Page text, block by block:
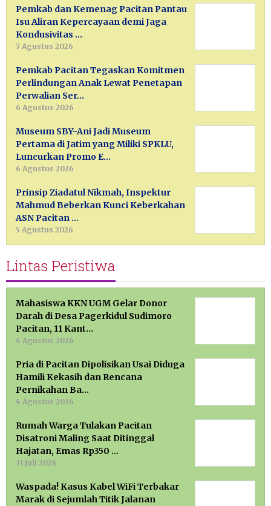
Pemkab dan Kemenag Pacitan Pantau
Isu Aliran Kepercayaan demi Jaga
Kondusivitas …
7 Agustus 2026
Pemkab Pacitan Tegaskan Komitmen
Perlindungan Anak Lewat Penetapan
Perwalian Ser…
6 Agustus 2026
Museum SBY-Ani Jadi Museum
Pertama di Jatim yang Miliki SPKLU,
Luncurkan Promo E…
6 Agustus 2026
Prinsip Ziadatul Nikmah, Inspektur
Mahmud Beberkan Kunci Keberkahan
ASN Pacitan …
5 Agustus 2026
Lintas Peristiwa
Mahasiswa KKN UGM Gelar Donor
Darah di Desa Pagerkidul Sudimoro
Pacitan, 11 Kant…
6 Agustus 2026
Pria di Pacitan Dipolisikan Usai Diduga
Hamili Kekasih dan Rencana
Pernikahan Ba…
4 Agustus 2026
Rumah Warga Tulakan Pacitan
Disatroni Maling Saat Ditinggal
Hajatan, Emas Rp350 …
31 Juli 2026
Waspada! Kasus Kabel WiFi Terbakar
Marak di Sejumlah Titik Jalanan